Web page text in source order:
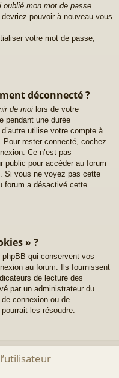
oublié mon mot de passe
pouvoir à nouveau vous
votre mot de passe,
déconnecté ?
de moi lors de votre
pendant une durée
utilise votre compte à
rester connecté, cochez
Ce n’est pas
public pour accéder au forum
Si vous ne voyez pas cette
forum a désactivé cette
» ?
qui conservent vos
au forum. Ils fournissent
de lecture des
par un administrateur du
connexion ou de
les résoudre.